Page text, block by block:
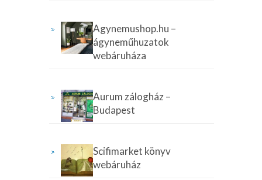
Agynemushop.hu –
ágyneműhuzatok
webáruháza
Aurum zálogház –
Budapest
Scifimarket könyv
webáruház